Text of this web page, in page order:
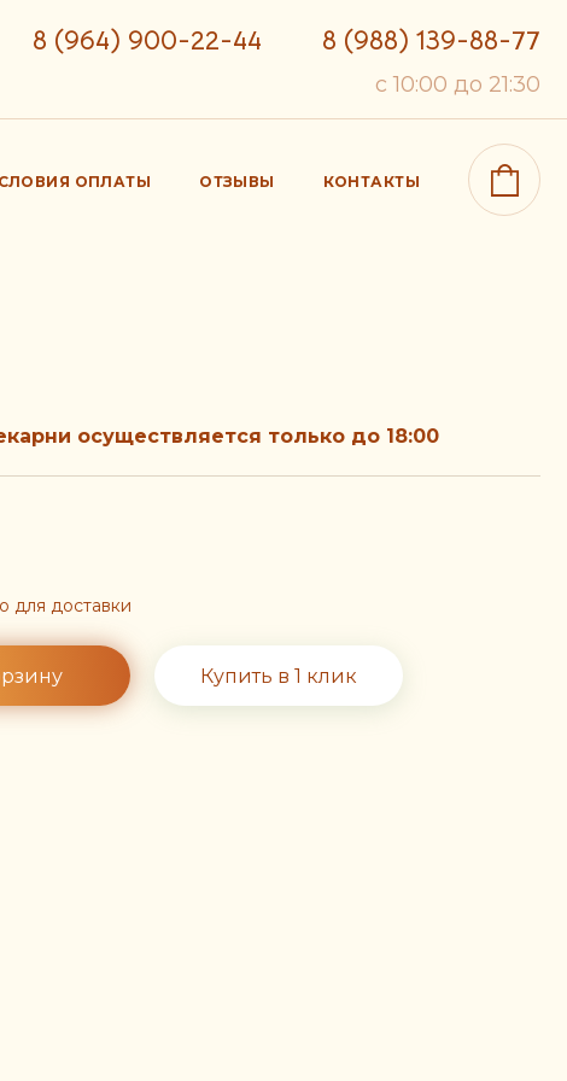
8 (964) 900-22-44 8 (988) 139-88-77
c 10:00 до 21:30
ОПЛАТЫ ОТЗЫВЫ КОНТАКТЫ
осуществляется только до 18:00
для доставки
Купить в 1 клик